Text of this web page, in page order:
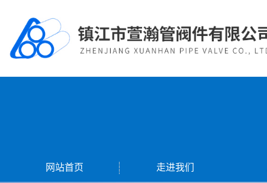
网站首页 走进我们